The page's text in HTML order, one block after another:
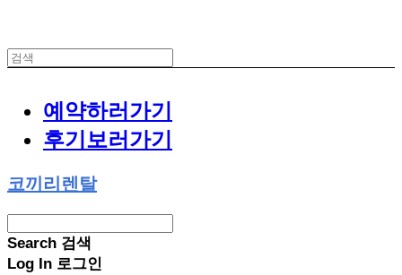
예약하러가기
후기보러가기
코끼리렌탈
Search 검색
Log In 로그인